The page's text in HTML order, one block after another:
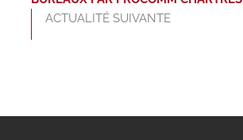
ACTUALITÉ SUIVANTE